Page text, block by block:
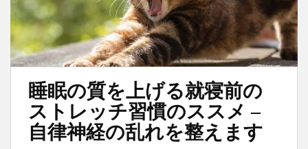
睡眠の質を上げる就寝前の
ストレッチ習慣のススメ –
自律神経の乱れを整えます